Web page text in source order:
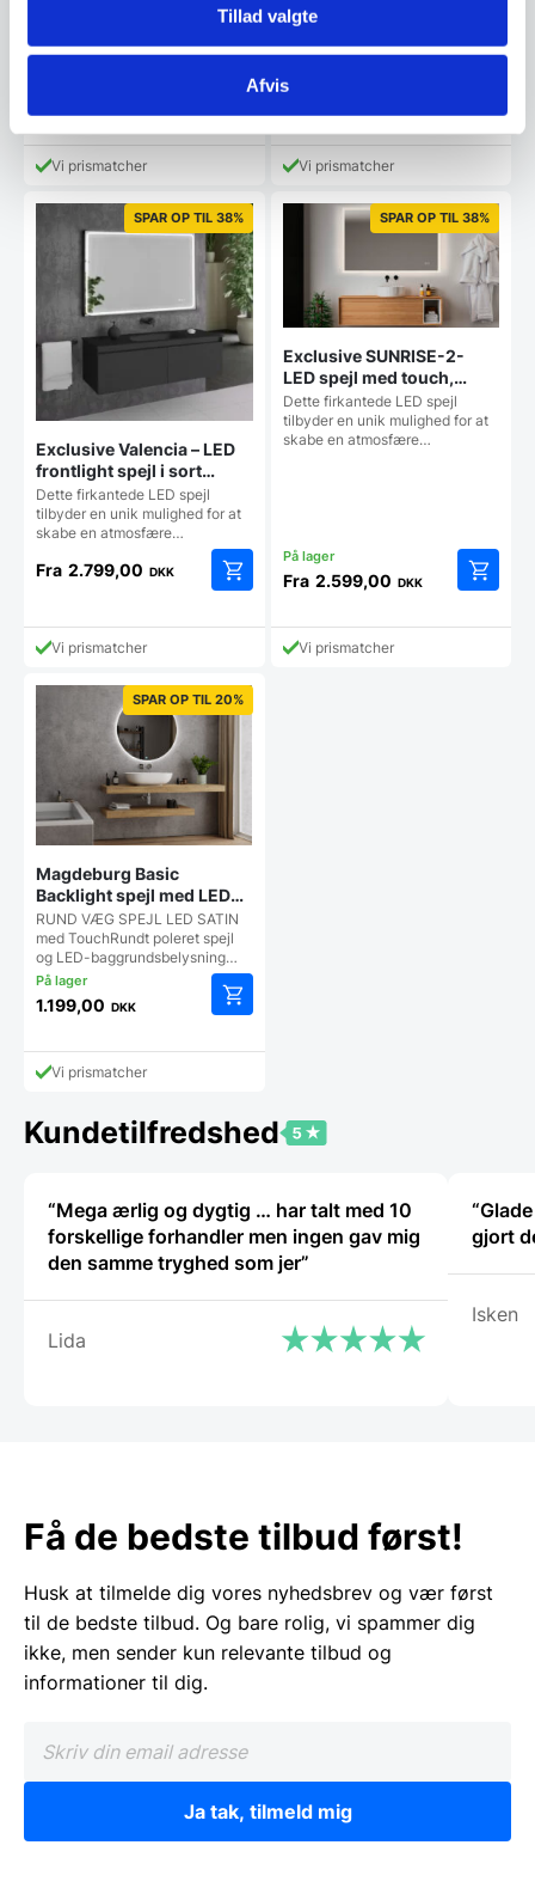
Tillad valgte
Afvis
pris
var:
3.999,00 DKK.
Den
aktuelle
pris
1.399,00 DKK.
Vi prismatcher
999,00
Dette
vare
kan
vælges
på
Vi prismatcher
SPAR OP TIL 38%
Exclusive Valencia – LED
frontlight spejl i sort
ramme med touch,
antidug, justerbar
lysstyrke og farvetone –
Dette firkantede LED spejl
tilbyder en unik mulighed for at
skabe en atmosfære…
Fra 2.799,00 DKK
vare
varianter.
Mulighederne
vælges
på
varesiden
Vi prismatcher
SPAR OP TIL 38%
Exclusive SUNRISE-2-
LED spejl med touch,
antidug og justerbar
lysstyrke – flere størrelser
Dette firkantede LED spejl
tilbyder en unik mulighed for at
skabe en atmosfære…
Fra 2.599,00 DKK
vare
Vi prismatcher
SPAR OP TIL 20%
Magdeburg Basic
Backlight spejl med LED
og Touch sensor – Flere
størrelser
RUND VÆG SPEJL LED SATIN
med TouchRundt poleret spejl
og LED-baggrundsbelysning…
1.199,00 DKK
vare
Mulighederne
varesiden
Vi prismatcher
Kundetilfredshed
“Mega ærlig og dygtig … har talt med 10
forskellige forhandler men ingen gav mig
den samme tryghed som jer”
Lida
gjort
Isken
Få de bedste tilbud først!
Husk at tilmelde dig vores nyhedsbrev og vær først
til de bedste tilbud. Og bare rolig, vi spammer dig
ikke, men sender kun relevante tilbud og
informationer til dig.
Ja tak, tilmeld mig